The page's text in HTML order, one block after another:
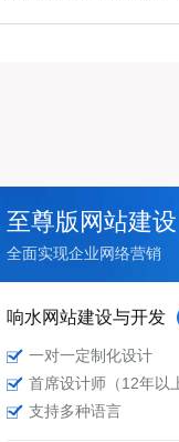
至尊版网站建设
全面实现企业网络营销
响水网站建设与开发
一对一定制化设计
首席设计师（12年以
支持多种语言